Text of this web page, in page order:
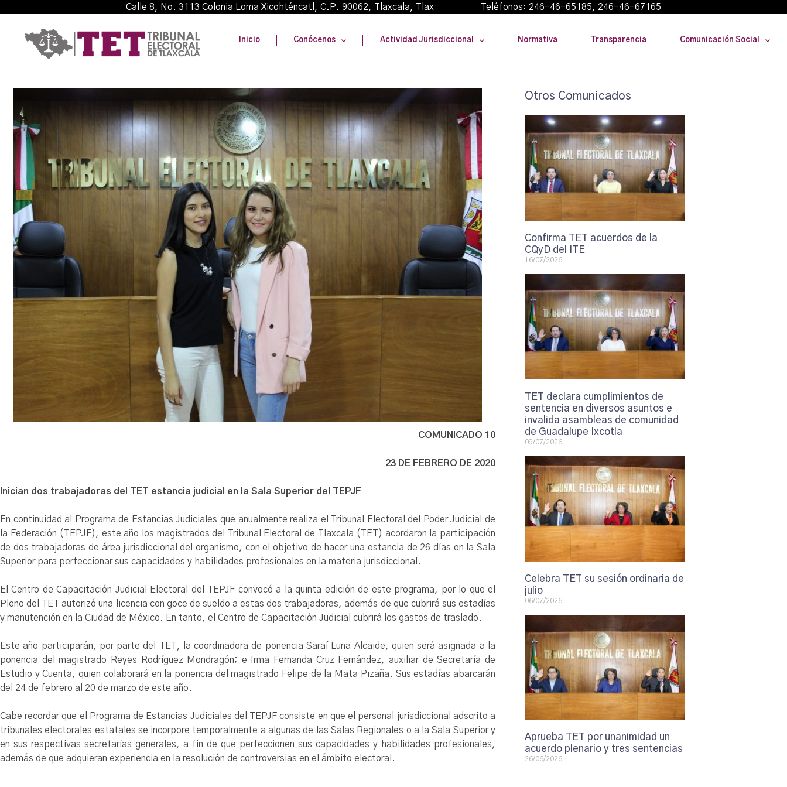
Calle 8, No. 3113 Colonia Loma Xicohténcatl, C.P. 90062, Tlaxcala, Tlax Teléfonos: 246-46-65185, 246-46-67165
Inicio Conócenos Actividad Jurisdiccional Normativa Transparencia Comunicación Social
COMUNICADO 10
23 DE FEBRERO DE 2020
Inician dos trabajadoras del TET estancia judicial en la Sala Superior del TEPJF
En continuidad al Programa de Estancias Judiciales que anualmente realiza el Tribunal Electoral del Poder Judicial de
la Federación (TEPJF), este año los magistrados del Tribunal Electoral de Tlaxcala (TET) acordaron la participación
de dos trabajadoras de área jurisdiccional del organismo, con el objetivo de hacer una estancia de 26 días en la Sala
Superior para perfeccionar sus capacidades y habilidades profesionales en la materia jurisdiccional.
El Centro de Capacitación Judicial Electoral del TEPJF convocó a la quinta edición de este programa, por lo que el
Pleno del TET autorizó una licencia con goce de sueldo a estas dos trabajadoras, además de que cubrirá sus estadías
y manutención en la Ciudad de México. En tanto, el Centro de Capacitación Judicial cubrirá los gastos de traslado.
Este año participarán, por parte del TET, la coordinadora de ponencia Saraí Luna Alcaide, quien será asignada a la
ponencia del magistrado Reyes Rodríguez Mondragón; e Irma Fernanda Cruz Fernández, auxiliar de Secretaría de
Estudio y Cuenta, quien colaborará en la ponencia del magistrado Felipe de la Mata Pizaña. Sus estadías abarcarán
del 24 de febrero al 20 de marzo de este año.
Cabe recordar que el Programa de Estancias Judiciales del TEPJF consiste en que el personal jurisdiccional adscrito a
tribunales electorales estatales se incorpore temporalmente a algunas de las Salas Regionales o a la Sala Superior y
en sus respectivas secretarías generales, a fin de que perfeccionen sus capacidades y habilidades profesionales,
además de que adquieran experiencia en la resolución de controversias en el ámbito electoral.
Otros Comunicados
Confirma TET acuerdos de la
CQyD del ITE
16/07/2026
TET declara cumplimientos de
sentencia en diversos asuntos e
invalida asambleas de comunidad
de Guadalupe Ixcotla
09/07/2026
Celebra TET su sesión ordinaria de
julio
06/07/2026
Aprueba TET por unanimidad un
acuerdo plenario y tres sentencias
26/06/2026